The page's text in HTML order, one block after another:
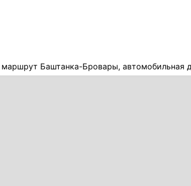
Баштанка-Бровары, автомобильная